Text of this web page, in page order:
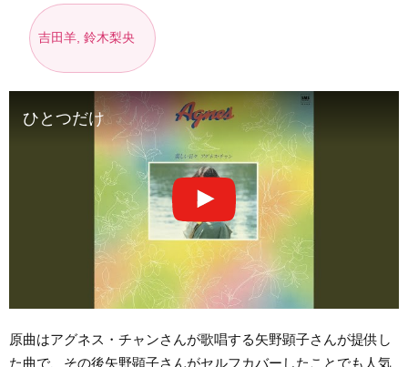
吉田羊, 鈴木梨央
ひとつだけ
原曲はアグネス・チャンさんが歌唱する矢野顕子さんが提供し
た曲で、その後矢野顕子さんがセルフカバーしたことでも人気